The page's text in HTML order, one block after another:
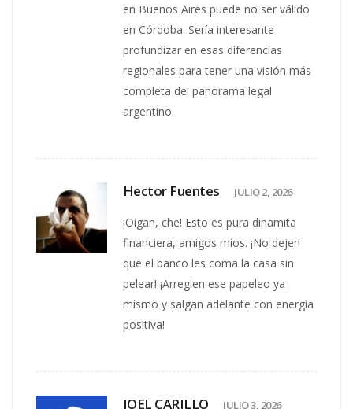
en Buenos Aires puede no ser válido
en Córdoba. Sería interesante
profundizar en esas diferencias
regionales para tener una visión más
completa del panorama legal
argentino.
Hector Fuentes JULIO 2, 2026
¡Oigan, che! Esto es pura dinamita
financiera, amigos míos. ¡No dejen
que el banco les coma la casa sin
pelear! ¡Arreglen ese papeleo ya
mismo y salgan adelante con energía
positiva!
JOEL CARILLO JULIO 3, 2026